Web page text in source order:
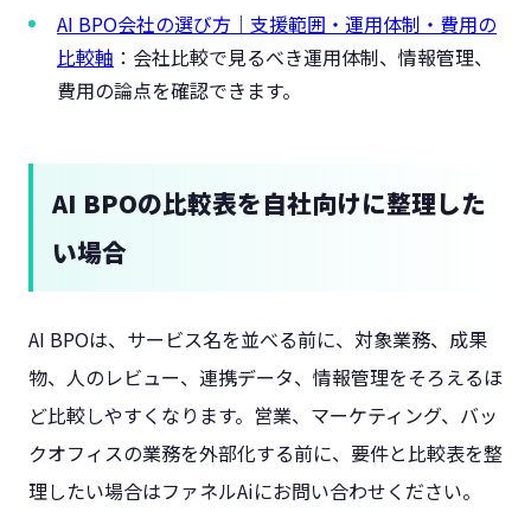
AI BPO会社の選び方｜支援範囲・運用体制・費用の
比較軸 ：会社比較で見るべき運用体制、情報管理、
費用の論点を確認できます。
AI BPOの比較表を自社向けに整理した
い場合
AI BPOは、サービス名を並べる前に、対象業務、成果
物、人のレビュー、連携データ、情報管理をそろえるほ
ど比較しやすくなります。営業、マーケティング、バッ
クオフィスの業務を外部化する前に、要件と比較表を整
理したい場合はファネルAiにお問い合わせください。